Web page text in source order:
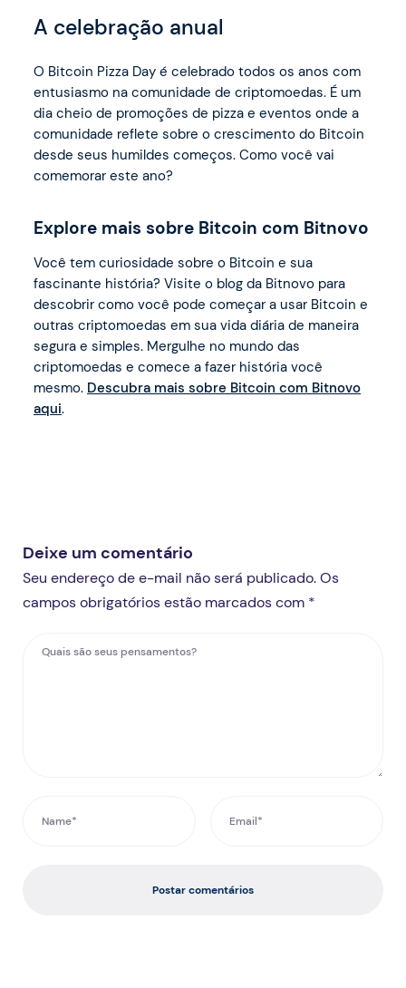
A celebração anual
O Bitcoin Pizza Day é celebrado todos os anos com
entusiasmo na comunidade de criptomoedas. É um
dia cheio de promoções de pizza e eventos onde a
comunidade reflete sobre o crescimento do Bitcoin
desde seus humildes começos. Como você vai
comemorar este ano?
Explore mais sobre Bitcoin com Bitnovo
Você tem curiosidade sobre o Bitcoin e sua
fascinante história? Visite o blog da Bitnovo para
descobrir como você pode começar a usar Bitcoin e
outras criptomoedas em sua vida diária de maneira
segura e simples. Mergulhe no mundo das
criptomoedas e comece a fazer história você
mesmo. Descubra mais sobre Bitcoin com Bitnovo
aqui.
Deixe um comentário
Seu endereço de e-mail não será publicado. Os
campos obrigatórios estão marcados com *
Postar comentários